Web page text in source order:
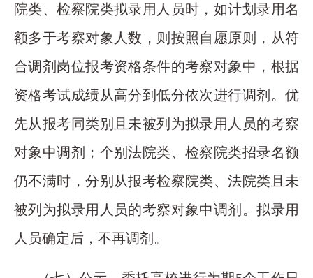
院类、检察院类拟录用人员时，如计划录用名
额多于考察对象人数，则按照自愿原则，从符
合调剂岗位报考资格条件的考察对象中，根据
资格考试成绩从高分到低分依次进行调剂。优
先从报考同类别且未被列为拟录用人员的考察
对象中调剂；个别法院类、检察院类招录名额
仍不满时，分别从报考检察院类、法院类且未
被列为拟录用人员的考察对象中调剂。拟录用
人员确定后，不再调剂。